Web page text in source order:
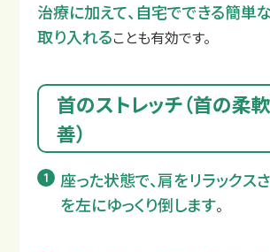
治療に加えて、自宅でできる簡単
取り入れることも有効です。
首のストレッチ（首の柔
善）
座った状態で、肩をリラックス
を左にゆっくり倒します。